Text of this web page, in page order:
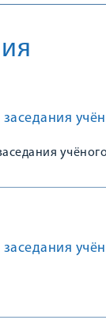
заседания
заседания